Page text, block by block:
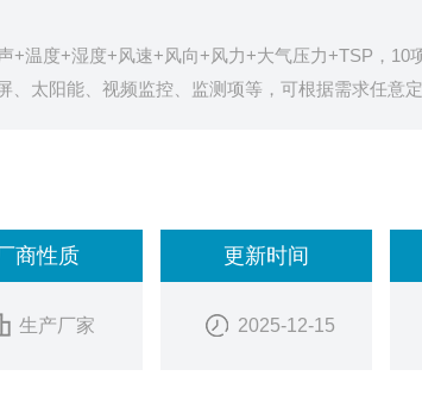
+温度+湿度+风速+风向+风力+大气压力+TSP，10
、太阳能、视频监控、监测项等，可根据需求任意定
商性质
生产厂家
更新时间
2025-12-15